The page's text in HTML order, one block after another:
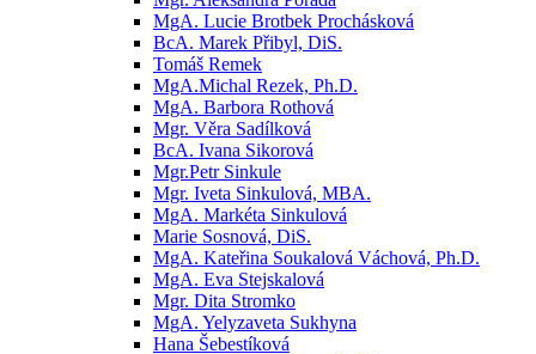
MgA. Lucie Brotbek Prochásková
BcA. Marek Přibyl, DiS.
Tomáš Remek
MgA.Michal Rezek, Ph.D.
MgA. Barbora Rothová
Mgr. Věra Sadílková
BcA. Ivana Sikorová
Mgr.Petr Sinkule
Mgr. Iveta Sinkulová, MBA.
MgA. Markéta Sinkulová
Marie Sosnová, DiS.
MgA. Kateřina Soukalová Váchová, Ph.D.
MgA. Eva Stejskalová
Mgr. Dita Stromko
MgA. Yelyzaveta Sukhyna
Hana Šebestíková